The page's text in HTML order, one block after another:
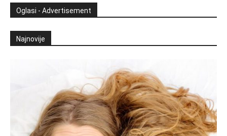
Oglasi - Advertisement
Najnovije